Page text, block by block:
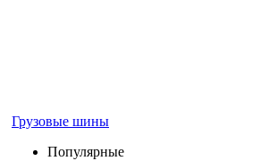
Грузовые шины
Популярные